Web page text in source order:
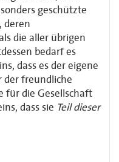
geschützte
deren
die aller übrigen
bedarf es
dass es der eigene
der freundliche
für die Gesellschaft
dass sie Teil dieser